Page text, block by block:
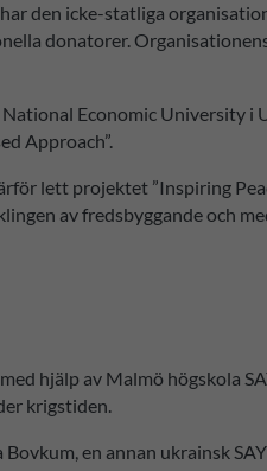
den icke-statliga
donatorer.
Economic University
Approach”.
lett projektet ”Inspiring
av fredsbyggande och
hjälp av Malmö högskola
krigstiden.
en annan ukrainsk